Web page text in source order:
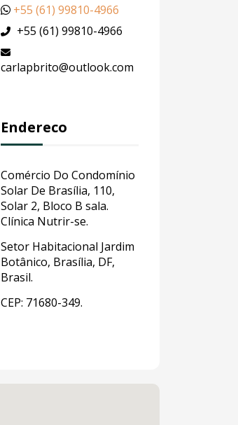
+55 (61) 99810-4966
+55 (61) 99810-4966
carlapbrito@outlook.com
Endereco
Comércio Do Condomínio
Solar De Brasília, 110,
Solar 2, Bloco B sala.
Clínica Nutrir-se.
Setor Habitacional Jardim
Botânico, Brasília, DF,
Brasil.
CEP: 71680-349.